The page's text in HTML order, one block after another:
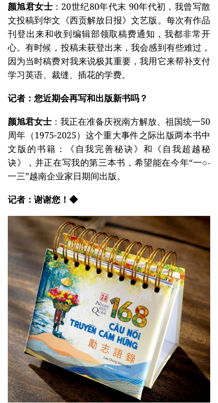
颜旭君女士 ：20世纪80年代末 90年代初，我曾写散
文投稿到华文《西贡解放日报》文艺版。每次有作品
刊登出来和收到编辑部领取稿费通知，我都非常开
心。有时候，投稿未获登出来，我会感到有些难过，
因为当时稿费对我来说极其重要，我用它来帮补支付
学习英语、裁缝、插花的学费。
记者：您近期会再写和出版新书吗？
颜旭君女士 ：我正在准备庆祝南方解放、祖国统一50
周年（1975-2025）这个重大事件之际出版两本书中
文版的书籍：《自我完善秘诀》和《自我超越秘
诀》，并正在写我的第三本书，希望能在今年“一○‧
一三”越南企业家日期间出版。
记者：谢谢您！◆